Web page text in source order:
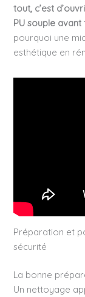
tout, c’est
PU souple avant
pourquoi une
esthétique en
Préparation et
sécurité
La bonne
Un nettoyage